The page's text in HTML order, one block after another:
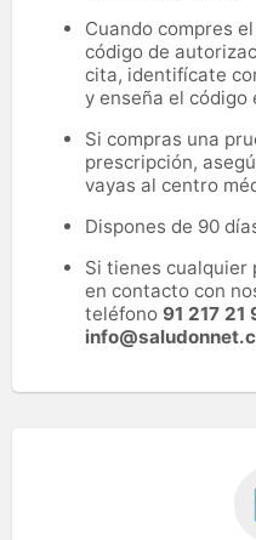
Cuando compres
código de
cita, identifícate
y enseña el código
Si compras una
prescripción,
vayas al centro
Dispones de 90
Si tienes cualquier
en contacto con
teléfono 91 217 21